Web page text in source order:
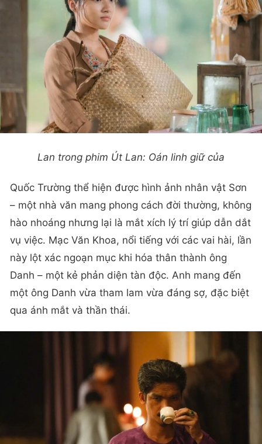
Lan trong phim Út Lan: Oán linh giữ của
Quốc Trường thể hiện được hình ảnh nhân vật Sơn
– một nhà văn mang phong cách đời thường, không
hào nhoáng nhưng lại là mắt xích lý trí giúp dẫn dắt
vụ việc. Mạc Văn Khoa, nổi tiếng với các vai hài, lần
này lột xác ngoạn mục khi hóa thân thành ông
Danh – một kẻ phản diện tàn độc. Anh mang đến
một ông Danh vừa tham lam vừa đáng sợ, đặc biệt
qua ánh mắt và thần thái.